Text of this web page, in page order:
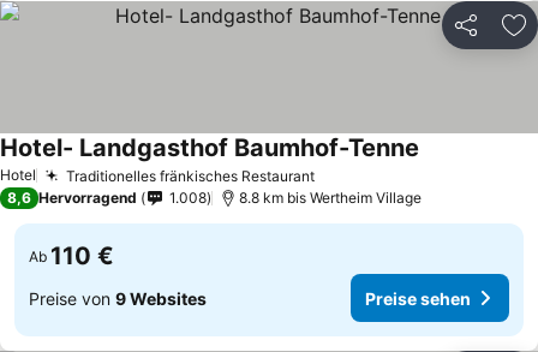
Teilen
Hotel Traditionelles fränkisches Restaurant
Hotel- Landgasthof Baumhof-Tenne
8,6 Hervorragend 1.008 8.8 km bis Wertheim Village
Ab 110 €
Preise von 9 Websites Preise sehen